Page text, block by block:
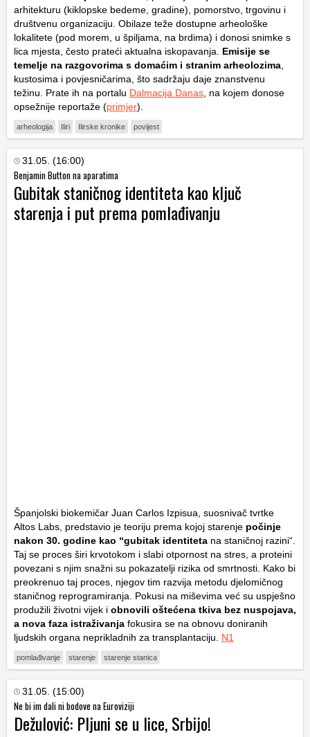
arhitekturu (kiklopske bedeme, gradine), pomorstvo, trgovinu i
društvenu organizaciju. Obilaze teže dostupne arheološke
lokalitete (pod morem, u špiljama, na brdima) i donosi snimke s
lica mjesta, često prateći aktualna iskopavanja. Emisije se
temelje na razgovorima s domaćim i stranim arheolozima,
kustosima i povjesničarima, što sadržaju daje znanstvenu
težinu. Prate ih na portalu Dalmacija Danas, na kojem donose
opsežnije reportaže (primjer).
arheologija Iliri Ilirske kronike povijest
31.05. (16:00)
Benjamin Button na aparatima
Gubitak staničnog identiteta kao ključ
starenja i put prema pomlađivanju
Španjolski biokemičar Juan Carlos Izpisua, suosnivač tvrtke
Altos Labs, predstavio je teoriju prema kojoj starenje počinje
nakon 30. godine kao “gubitak identiteta na staničnoj razini“.
Taj se proces širi krvotokom i slabi otpornost na stres, a proteini
povezani s njim snažni su pokazatelji rizika od smrtnosti. Kako bi
preokrenuo taj proces, njegov tim razvija metodu djelomičnog
staničnog reprogramiranja. Pokusi na miševima već su uspješno
produžili životni vijek i obnovili oštećena tkiva bez nuspojava,
a nova faza istraživanja fokusira se na obnovu doniranih
ljudskih organa neprikladnih za transplantaciju. N1
pomlađivanje starenje starenje stanica
31.05. (15:00)
Ne bi im dali ni bodove na Euroviziji
Dežulović: Pljuni se u lice, Srbijo!